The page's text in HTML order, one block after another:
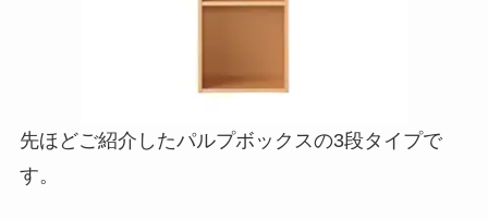
先ほどご紹介したパルプボックスの3段タイプで
す。